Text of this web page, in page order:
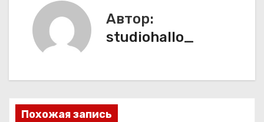
п
о
Автор:
studiohallo_
Похожая запись